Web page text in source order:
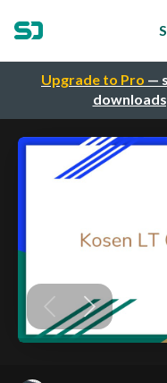
Upgrade to Pro —